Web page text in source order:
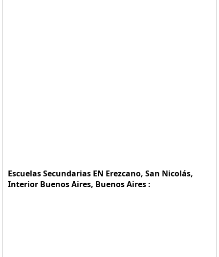
Escuelas Secundarias EN Erezcano, San Nicolás,
Interior Buenos Aires, Buenos Aires :